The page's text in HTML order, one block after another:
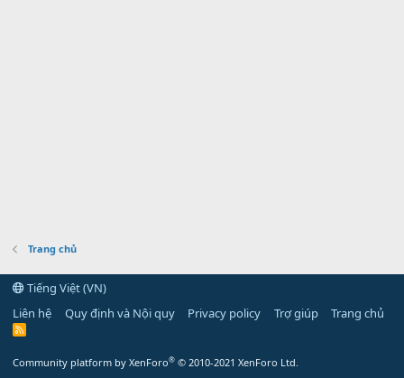
Trang chủ
Tiếng Việt (VN)
Liên hệ
Quy định và Nội quy Privacy policy Trợ giúp Trang chủ
R
Community platform by XenForo® © 2010-2021 XenForo Ltd.